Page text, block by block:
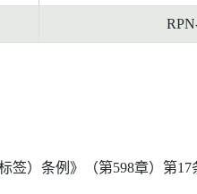
签）条例》（第598章）第